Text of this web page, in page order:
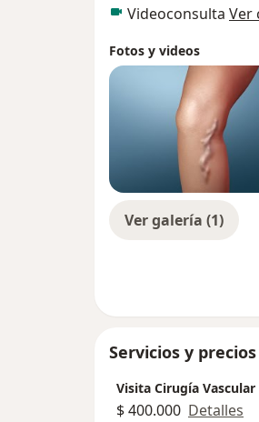
Videoconsulta Ver
Fotos y videos
Ver galería (1)
Servicios y precios
Visita Cirugía Vascular
$ 400.000 Detalles